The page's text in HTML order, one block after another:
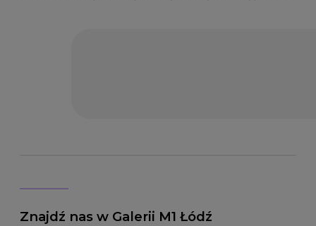
Znajdź nas w Galerii M1 Łódź